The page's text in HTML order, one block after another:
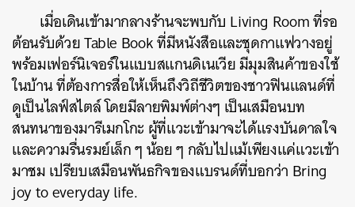
เมื่อเดินเข้ามากลางร้านจะพบกับ Living Room ที่รอ
ต้อนรับด้วย Table Book ที่มีหนังสือและชุดกาแฟวางอยู่
พร้อมเฟอร์นิเจอร์ในแบบสแกนดิเนเวีย มีมุมสินค้าของใช้
ในบ้าน ที่ต้องการสื่อให้เห็นถึงวิถีชีวิตของชาวฟินแลนด์ที่
ดูเป็นไลฟ์สไตล์ โดยมีลายพิมพ์ต่างๆ เป็นเสมือนบท
สนทนาของมารีเมกโกะ ผู้ที่แวะเข้ามาจะได้แรงบันดาลใจ
และความรื่นรมย์เล็ก ๆ น้อย ๆ กลับไปแม้เพียงแค่แวะเข้า
มาชม เปรียบเสมือนพันธกิจของแบรนด์ที่บอกว่า Bring
joy to everyday life.